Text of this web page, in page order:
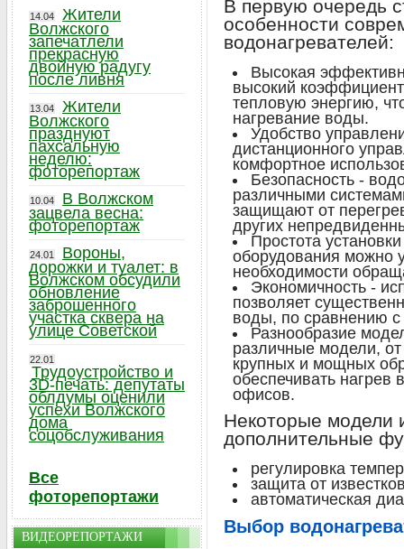
В первую очередь
особенности
водонагревателей:
Высокая
высокий
тепловую энергию,
нагревание воды.
Удобство
дистанционного
комфортное
Безопасность -
различными
защищают от
других
Простота
оборудования можно
необходимости
Экономичность -
позволяет
воды, по сравнению с
Разнообразие
различные модели,
крупных и мощных
обеспечивать
офисов.
Некоторые модели
дополнительные
регулировка
защита от
автоматическая
Выбор
14.04
Жители
Волжского
запечатлели
прекрасную
двойную радугу
после ливня
13.04
Жители
Волжского
празднуют
пахсальную
неделю:
фоторепортаж
10.04
В Волжском
зацвела весна:
фоторепортаж
24.01
Вороны,
дорожки и туалет: в
Волжском обсудили
обновление
заброшенного
участка сквера на
улице Советской
22.01
Трудоустройство и
3D-печать: депутаты
облдумы оценили
успехи Волжского
дома
соцобслуживания
Все
фоторепортажи
ВИДЕОРЕПОРТАЖИ